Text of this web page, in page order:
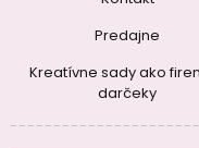
Predajne
Kreatívne sady ako
darčeky